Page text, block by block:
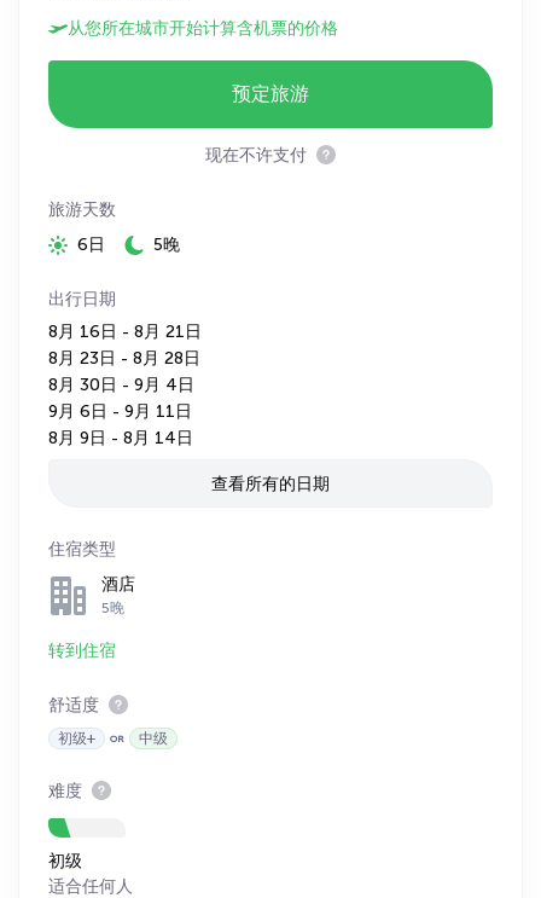
从您所在城市开始计算含机票的价格
预定旅游
现在不许支付
旅游天数
6日
5晚
出行日期
8月 16日 - 8月 21日
8月 23日 - 8月 28日
8月 30日 - 9月 4日
9月 6日 - 9月 11日
8月 9日 - 8月 14日
查看所有的日期
住宿类型
酒店
5晚
转到住宿
舒适度
初级+ 中级
难度
初级
适合任何人